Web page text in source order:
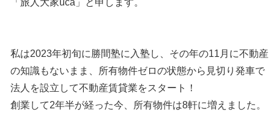
「旅人大家uca」と申します。
私は2023年初旬に勝間塾に入塾し、その年の11月に不動産
の知識もないまま、所有物件ゼロの状態から見切り発車で
法人を設立して不動産賃貸業をスタート！
創業して2年半が経った今、所有物件は8軒に増えました。